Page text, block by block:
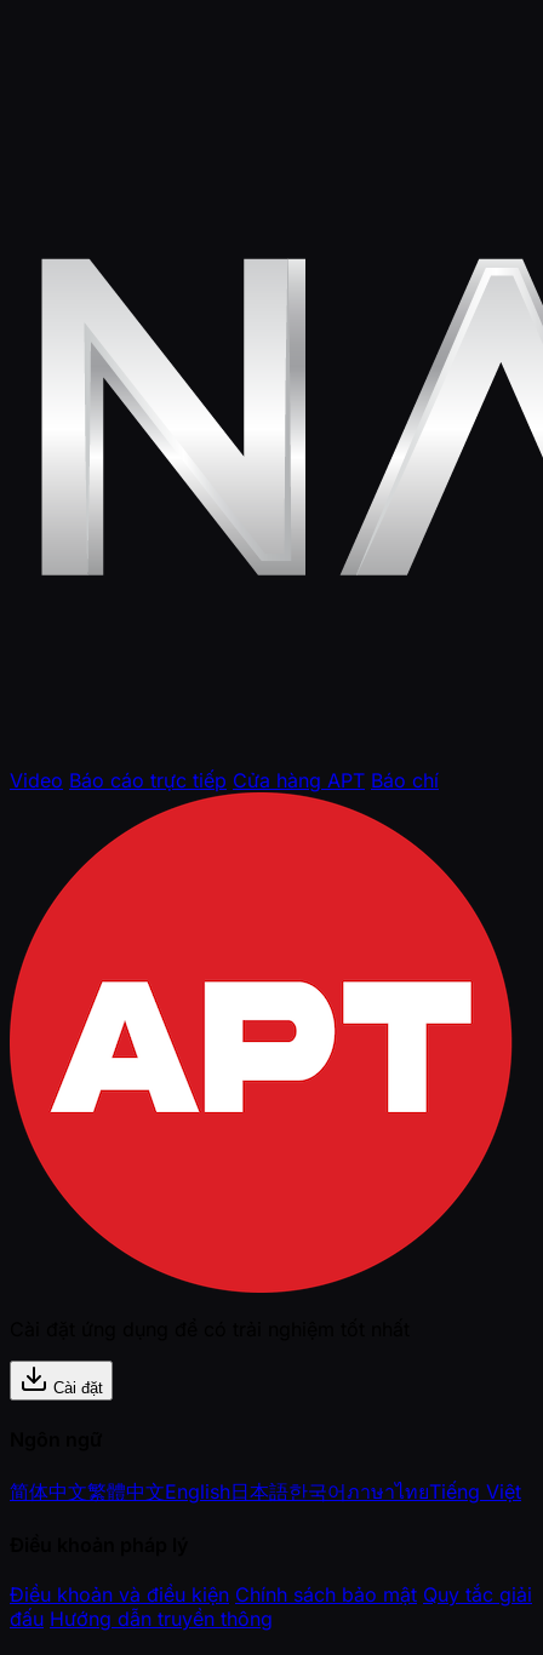
Video Báo cáo trực tiếp Cửa hàng APT Báo chí
Cài đặt
简体中文繁體中文English日本語한국어ภาษาไทยTiếng Việt
Điều khoản và điều kiện Chính sách bảo mật Quy tắc giải
đấu Hướng dẫn truyền thông